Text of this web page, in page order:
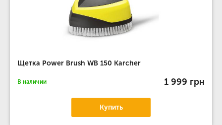
Щетка Power Brush WB 150 Karcher
В наличии 1 999 грн
Купить